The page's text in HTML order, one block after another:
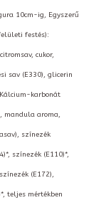
10cm-ig, Egyszerű
festés):
cukor,
sav (E330), glicerin
karbonát
mandula aroma,
színezék
színezék (E110)*,
(E172),
teljes mértékben